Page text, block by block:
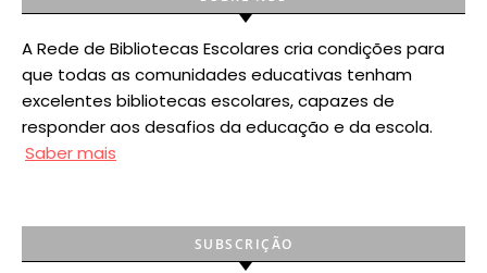
A Rede de Bibliotecas Escolares cria condições para
que todas as comunidades educativas tenham
excelentes bibliotecas escolares, capazes de
responder aos desafios da educação e da escola.
Saber mais
SUBSCRIÇÃO